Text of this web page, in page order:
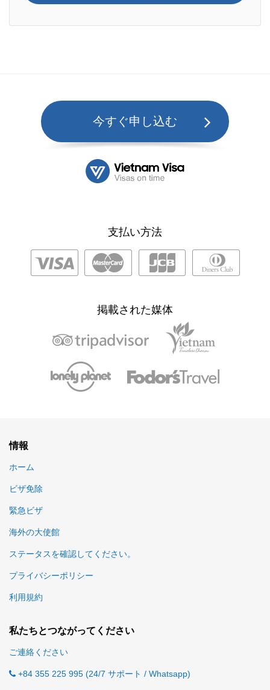
今すぐ申し込む
支払い方法
掲載された媒体
情報
ホーム
ビザ免除
緊急ビザ
海外の大使館
ステータスを確認してください。
プライバシーポリシー
利用規約
私たちとつながってください
ご連絡ください
+84 355 225 995 (24/7 サポート / Whatsapp)